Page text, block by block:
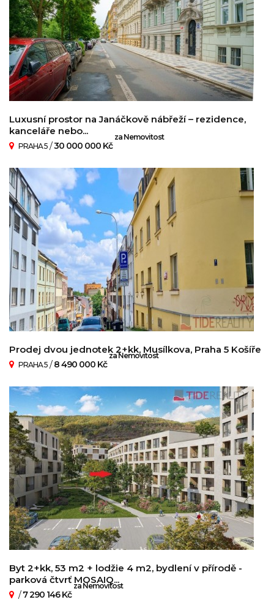
Luxusní prostor na Janáčkově nábřeží – rezidence,
kanceláře nebo...
PRAHA 5 /30 000 000 Kč
za Nemovitost
Prodej dvou jednotek 2+kk, Musílkova, Praha 5 Košíře
PRAHA 5 /8 490 000 Kč
za Nemovitost
Byt 2+kk, 53 m2 + lodžie 4 m2, bydlení v přírodě -
parková čtvrť MOSAIQ...
/7 290 146 Kč
za Nemovitost